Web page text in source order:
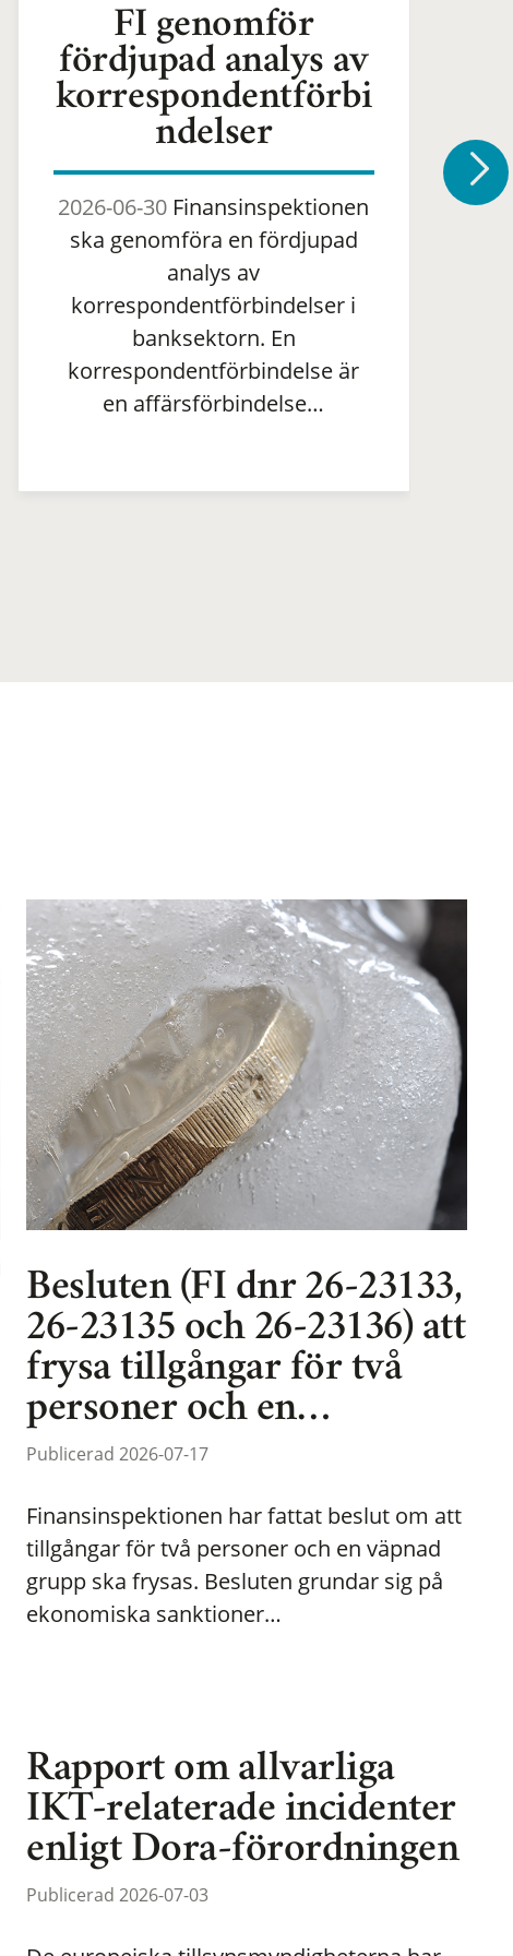
FI genomför
fördjupad analys av
korrespondentförbi
ndelser
2026-06-30 Finansinspektionen
ska genomföra en fördjupad
analys av
korrespondentförbindelser i
banksektorn. En
korrespondentförbindelse är
en affärsförbindelse…
Besluten (FI dnr 26-23133,
26-23135 och 26-23136) att
frysa tillgångar för två
personer och en…
Publicerad 2026-07-17
Finansinspektionen har fattat beslut om att
tillgångar för två personer och en väpnad
grupp ska frysas. Besluten grundar sig på
ekonomiska sanktioner…
Rapport om allvarliga
IKT-relaterade incidenter
enligt Dora-förordningen
Publicerad 2026-07-03